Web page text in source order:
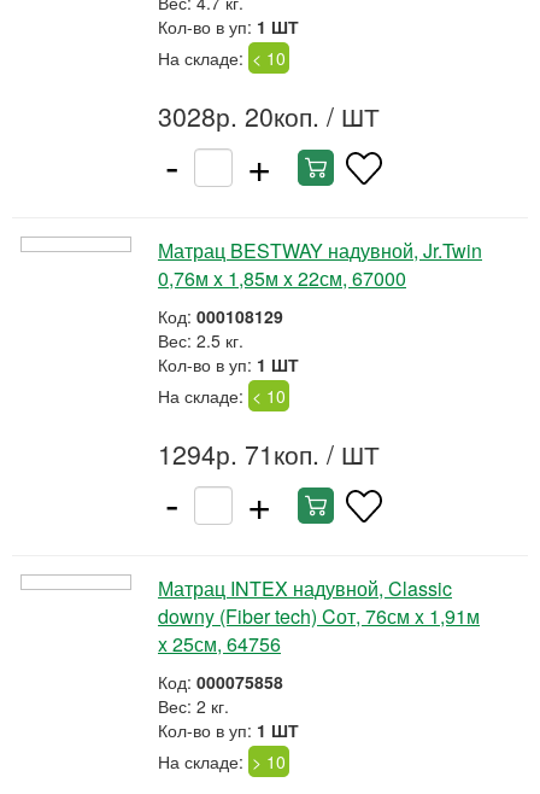
Кол-во в уп: 1 ШТ
На складе: < 10
3028р. 20коп. / ШТ
- +
Матрац BESTWAY надувной, Jr.Twin
0,76м x 1,85м x 22см, 67000
Код: 000108129
Вес: 2.5 кг.
Кол-во в уп: 1 ШТ
На складе: < 10
1294р. 71коп. / ШТ
- +
Матрац INTEX надувной, Classic
downy (Fiber tech) Cот, 76см x 1,91м
x 25см, 64756
Код: 000075858
Вес: 2 кг.
Кол-во в уп: 1 ШТ
На складе: > 10